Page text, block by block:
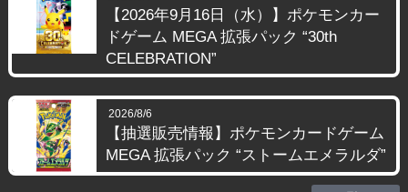
【2026年9月16日（水）】ポケモンカー
ドゲーム MEGA 拡張パック “30th
CELEBRATION”
2026/8/6
【抽選販売情報】ポケモンカードゲーム
MEGA 拡張パック “ストームエメラルダ”